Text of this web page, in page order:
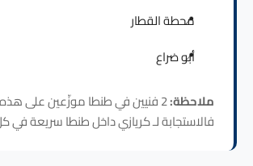
محطة القطار
أبو ضراع
ملاحظة: 2 فنيين في طنطا موزّعين على هذه
فالاستجابة لـ كريازي داخل طنطا سريعة في